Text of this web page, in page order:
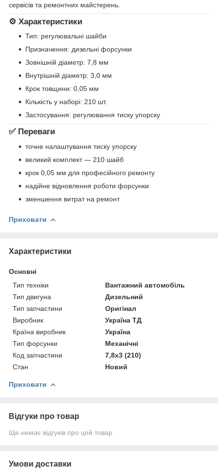
сервісів та ремонтних майстерень.
⚙️ Характеристики
Тип: регулювальні шайби
Призначення: дизельні форсунки
Зовнішній діаметр: 7,8 мм
Внутрішній діаметр: 3,0 мм
Крок товщини: 0,05 мм
Кількість у наборі: 210 шт.
Застосування: регулювання тиску упорску
✅ Переваги
точне налаштування тиску упорску
великий комплект — 210 шайб
крок 0,05 мм для професійного ремонту
надійне відновлення роботи форсунки
зменшення витрат на ремонт
Приховати
Характеристики
Основні
Тип техніки
Вантажний автомобіль
Тип двигуна
Дизельний
Тип запчастини
Оригінал
Виробник
Україна ТД
Країна виробник
Україна
Тип форсунки
Механічні
Код запчастини
7,8х3 (210)
Стан
Новий
Приховати
Відгуки про товар
Ще немає відгуків про цей товар
Умови доставки